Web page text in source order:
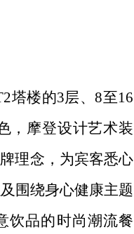
塔楼的3层、8至16
，摩登设计艺术装
理念，为宾客悉心
围绕身心健康主题
饮品的时尚潮流餐